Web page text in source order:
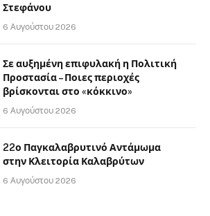
Στεφάνου
6 Αυγούστου 2026
Σε αυξημένη επιφυλακή η Πολιτική
Προστασία – Ποιες περιοχές
βρίσκονται στο «κόκκινο»
6 Αυγούστου 2026
22ο Παγκαλαβρυτινό Αντάμωμα
στην Κλειτορία Καλαβρύτων
6 Αυγούστου 2026